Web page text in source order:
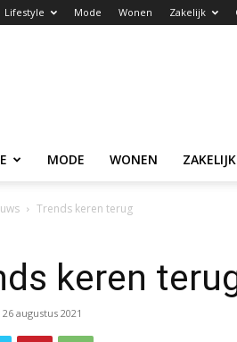
Lifestyle Mode Wonen Zakelijk
MODE WONEN ZAKELIJK
Trends keren terug
keren
26 augustus 2021